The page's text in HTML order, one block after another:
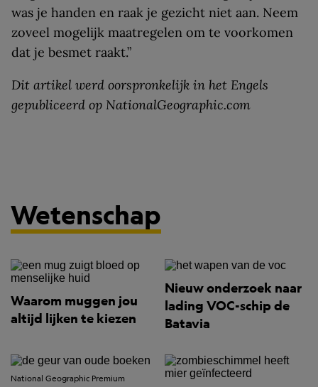
was je handen en raak je gezicht niet aan. Neem
zoveel mogelijk maatregelen om te voorkomen
dat je besmet raakt.”
Dit artikel werd oorspronkelijk in het Engels
gepubliceerd op NationalGeographic.com
Wetenschap
Waarom muggen jou
altijd lijken te kiezen
Nieuw onderzoek naar
lading VOC-schip de
Batavia
National Geographic Premium